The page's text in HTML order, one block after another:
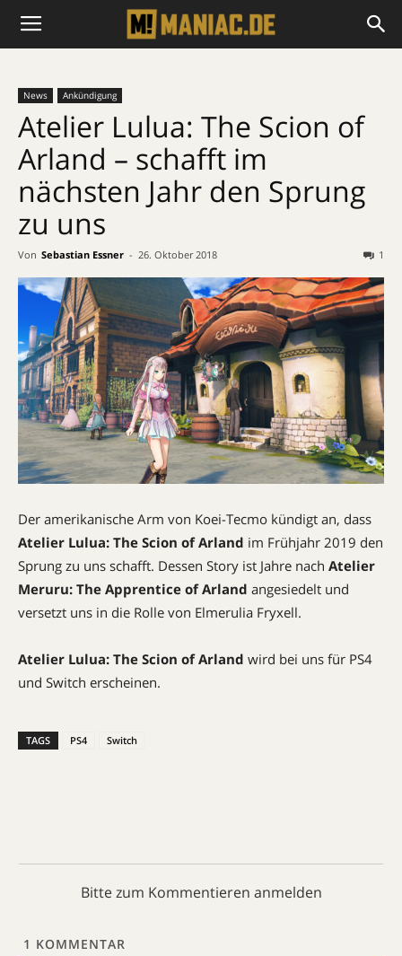
News Ankündigung
Atelier Lulua: The Scion of
Arland – schafft im
nächsten Jahr den Sprung
zu uns
Von Sebastian Essner - 26. Oktober 2018 1
Der amerikanische Arm von Koei-Tecmo kündigt an, dass
Atelier Lulua: The Scion of Arland im Frühjahr 2019 den
Sprung zu uns schafft. Dessen Story ist Jahre nach Atelier
Meruru: The Apprentice of Arland angesiedelt und
versetzt uns in die Rolle von Elmerulia Fryxell.
Atelier Lulua: The Scion of Arland wird bei uns für PS4
und Switch erscheinen.
TAGS PS4 Switch
Bitte zum Kommentieren anmelden
1 KOMMENTAR